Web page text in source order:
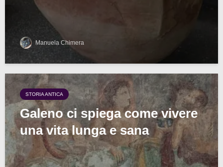
Manuela Chimera
STORIA ANTICA
Galeno ci spiega come vivere
una vita lunga e sana